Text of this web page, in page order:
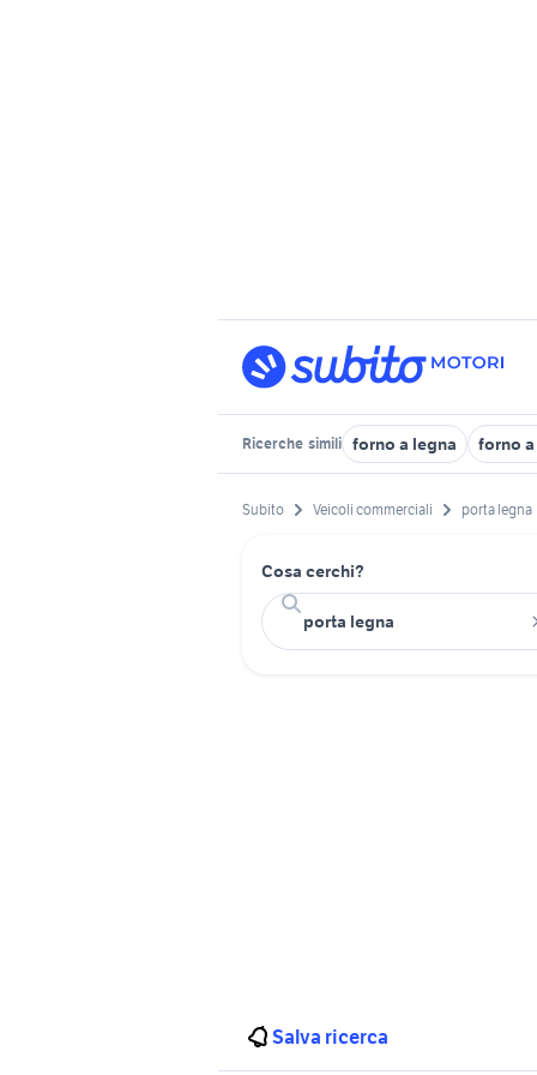
Ricerche simili forno a legna forno
Subito Veicoli commerciali porta legna
Cosa cerchi?
Salva ricerca